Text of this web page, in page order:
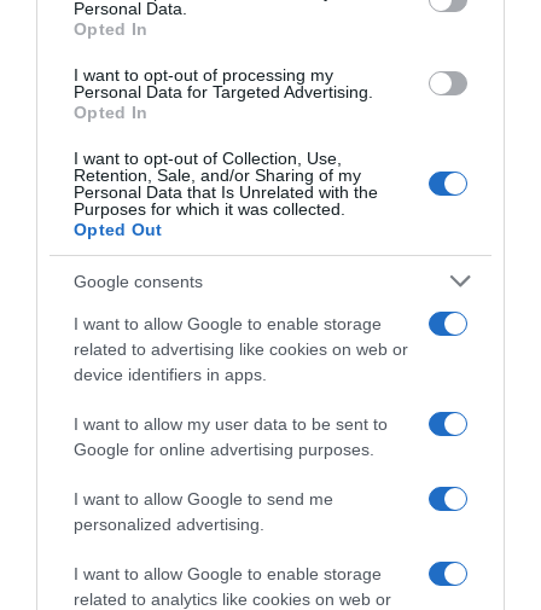
Personal Data.
Opted In
I want to opt-out of processing my
Personal Data for Targeted Advertising.
Opted In
I want to opt-out of Collection, Use,
Retention, Sale, and/or Sharing of my
Personal Data that Is Unrelated with the
Purposes for which it was collected.
Opted Out
Google consents
I want to allow Google to enable storage
related to advertising like cookies on web or
device identifiers in apps.
I want to allow my user data to be sent to
Google for online advertising purposes.
I want to allow Google to send me
personalized advertising.
I want to allow Google to enable storage
related to analytics like cookies on web or
Azúcar, cacao semidesgrasado 22%, almidón de
raciónTamaño de referencia para
100gCantidad/Unidad(VRN)Valor energético1611
cuales- saturadas1 g-Hidratos de carbono78.6 g-
De los cuales- Azúcares54 g-Proteínas5.8 g-Sal0
g-Fibra alimentaria2.4 g- Conservación y
utilización Conservese en lugar fresco y secoModo
de empleo:
A la taza:
Mezclar dos cucharadas soperas por taza de
leche o agua y poner a fuego lento hasta hervir
disolver dos cucharadas soperas en un vasos de
leche o agua y poner un minuto a máxima
potencia , sacar y remover, repetir el proceso
otro minuto. Batido:
remueva.